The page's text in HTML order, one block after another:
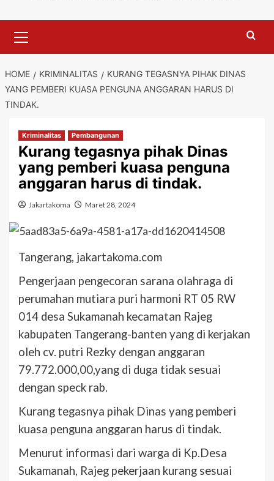
Menu
HOME KRIMINALITAS
KURANG TEGASNYA PIHAK DINAS
YANG PEMBERI KUASA PENGUNA ANGGARAN HARUS DI
TINDAK.
Kriminalitas Pembangunan
Kurang tegasnya pihak Dinas
yang pemberi kuasa penguna
anggaran harus di tindak.
Jakartakoma Maret 28, 2024
Tangerang, jakartakoma.com
Pengerjaan pengecoran sarana olahraga di
perumahan mutiara puri harmoni RT 05 RW
014 desa Sukamanah kecamatan Rajeg
kabupaten Tangerang-banten yang di kerjakan
oleh cv. putri Rezky dengan anggaran
79.772.000,00,yang di duga tidak sesuai
dengan speck rab.
Kurang tegasnya pihak Dinas yang pemberi
kuasa penguna anggaran harus di tindak.
Menurut informasi dari warga di Kp.Desa
Sukamanah, Rajeg pekerjaan kurang sesuai